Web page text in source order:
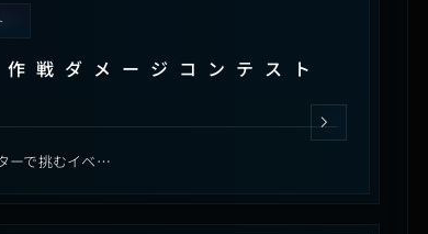
戦ダメージコンテスト
ーで挑むイベ…